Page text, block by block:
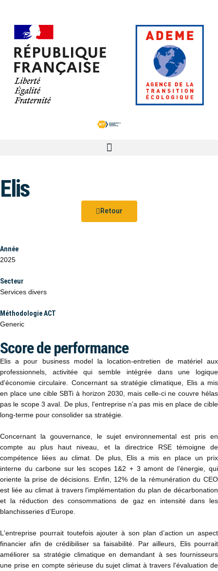
Elis
Retour
Année
2025
Secteur
Services divers
Méthodologie ACT
Generic
Score de performance
Elis a pour business model la location-entretien de matériel aux
professionnels, activitée qui semble intégrée dans une logique
d'économie circulaire. Concernant sa stratégie climatique, Elis a mis
en place une cible SBTi à horizon 2030, mais celle-ci ne couvre hélas
pas le scope 3 aval. De plus, l'entreprise n’a pas mis en place de cible
long-terme pour consolider sa stratégie.
Concernant la gouvernance, le sujet environnemental est pris en
compte au plus haut niveau, et la directrice RSE témoigne de
compétence liées au climat. De plus, Elis a mis en place un prix
interne du carbone sur les scopes 1&2 + 3 amont de l’énergie, qui
oriente la prise de décisions. Enfin, 12% de la rémunération du CEO
est liée au climat à travers l'implémentation du plan de décarbonation
et la réduction des consommations de gaz en intensité dans les
blanchisseries d’Europe.
L'entreprise pourrait toutefois ajouter à son plan d’action un aspect
financier afin de crédibiliser sa faisabilité. Par ailleurs, Elis pourrait
améliorer sa stratégie climatique en demandant à ses fournisseurs
une prise en compte sérieuse du sujet climat à travers l'évaluation de